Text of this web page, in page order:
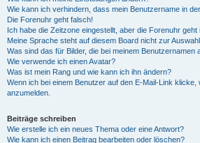
Wie kann ich verhindern, dass mein Benutzername in
Die Forenuhr geht falsch!
Ich habe die Zeitzone eingestellt, aber die Forenuhr geht
Meine Sprache steht auf diesem Board nicht zur
Was sind das für Bilder, die bei meinem Benutzernamen
Wie verwende ich einen Avatar?
Was ist mein Rang und wie kann ich ihn ändern?
Wenn ich bei einem Benutzer auf den E-Mail-Link
anzumelden.
Beiträge schreiben
Wie erstelle ich ein neues Thema oder eine Antwort?
Wie kann ich einen Beitrag bearbeiten oder löschen?